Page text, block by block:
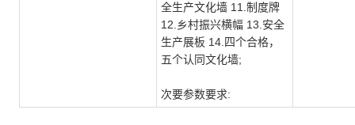
全生产文化墙 11.制度牌
12.乡村振兴横幅 13.安全
生产展板 14.四个合格，
五个认同文化墙;
次要参数要求: